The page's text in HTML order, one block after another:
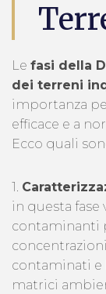
Le fasi della
dei terreni
importanza
efficace e a
Ecco quali
1.
in questa
contaminanti
contaminati e
matrici